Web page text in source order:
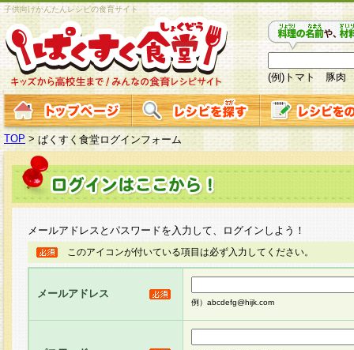
子供向けかんたんレシピの食育サイト
(例)トマト 豚肉
TOP > ぱくすく食堂ログインフォーム
メールアドレスとパスワードを入力して、ログインしよう！
このアイコンが付いている項目は必ず入力してください。
メールアドレス
例）abcdefg@hijk.com